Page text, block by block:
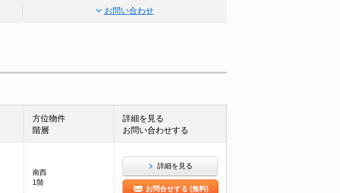
お問い合わせ
方位物件
階層
詳細を見る
お問い合わせする
南西
1階
詳細を見る
お問合せする (無料)